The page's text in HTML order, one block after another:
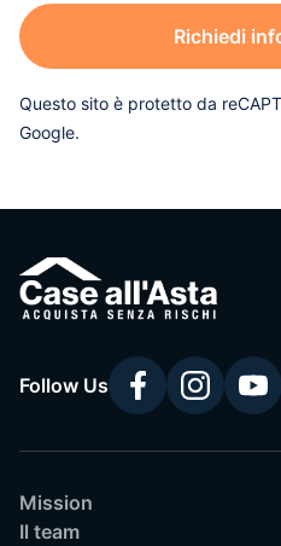
Richiedi
Questo sito è protetto da
Google.
Follow Us
Mission
Il team